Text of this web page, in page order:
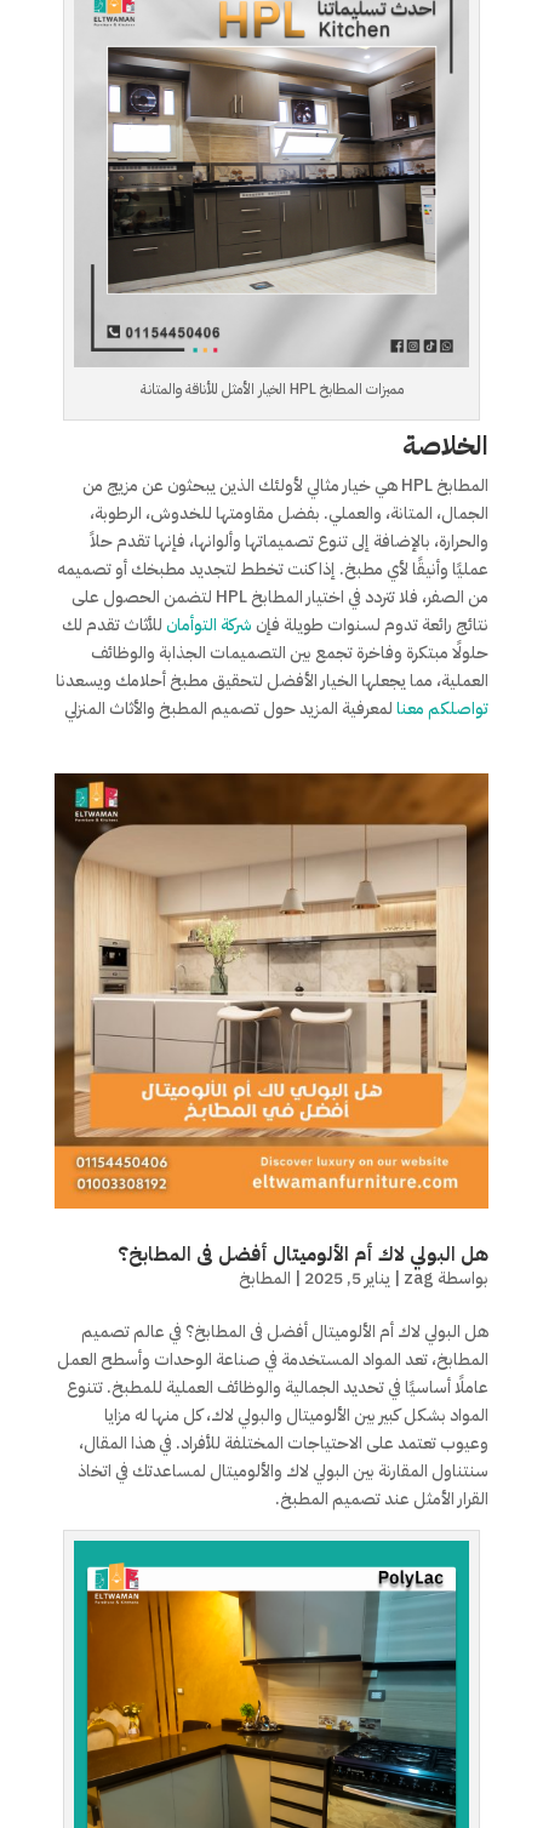
مميزات المطابخ HPL الخيار الأمثل للأناقة والمتانة
الخلاصة
المطابخ HPL هي خيار مثالي لأولئك الذين يبحثون عن مزيج من
الجمال، المتانة، والعملي. بفضل مقاومتها للخدوش، الرطوبة،
والحرارة، بالإضافة إلى تنوع تصميماتها وألوانها، فإنها تقدم حلاً
عمليًا وأنيقًا لأي مطبخ. إذا كنت تخطط لتجديد مطبخك أو تصميمه
من الصفر، فلا تتردد في اختيار المطابخ HPL لتضمن الحصول على
نتائج رائعة تدوم لسنوات طويلة فإن شركة التوأمانللأثاث تقدم لك
حلولًا مبتكرة وفاخرة تجمع بين التصميمات الجذابة والوظائف
العملية، مما يجعلها الخيار الأفضل لتحقيق مطبخ أحلامك ويسعدنا
تواصلكم معنالمعرفية المزيد حول تصميم المطبخ والأثاث المنزلي
هل البولي لاك أم الألوميتال أفضل فى المطابخ؟
بواسطة zag
| يناير 5, 2025 | المطابخ
هل البولي لاك أم الألوميتال أفضل فى المطابخ؟ في عالم تصميم
المطابخ، تعد المواد المستخدمة في صناعة الوحدات وأسطح العمل
عاملًا أساسيًا في تحديد الجمالية والوظائف العملية للمطبخ. تتنوع
المواد بشكل كبير بين الألوميتال والبولي لاك، كل منها له مزايا
وعيوب تعتمد على الاحتياجات المختلفة للأفراد. في هذا المقال،
سنتناول المقارنة بين البولي لاك والألوميتال لمساعدتك في اتخاذ
القرار الأمثل عند تصميم المطبخ.